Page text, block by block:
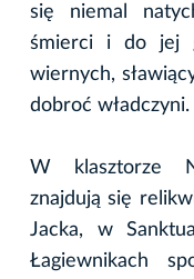
się niemal
śmierci i do jej
wiernych,
dobroć
W klasztorze
znajdują się
Jacka, w
Łagiewnikach